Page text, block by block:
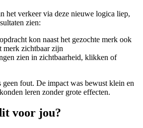
het verkeer via deze nieuwe logica liep,
zien:
kon naast het gezochte merk ook
merk zichtbaar zijn
zien in zichtbaarheid, klikken of
fout. De impact was bewust klein en
leren zonder grote effecten.
voor jou?